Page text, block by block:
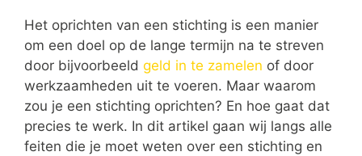
Het oprichten van een stichting is een manier
om een doel op de lange termijn na te streven
door bijvoorbeeld geld in te zamelen of door
werkzaamheden uit te voeren. Maar waarom
zou je een stichting oprichten? En hoe gaat dat
precies te werk. In dit artikel gaan wij langs alle
feiten die je moet weten over een stichting en